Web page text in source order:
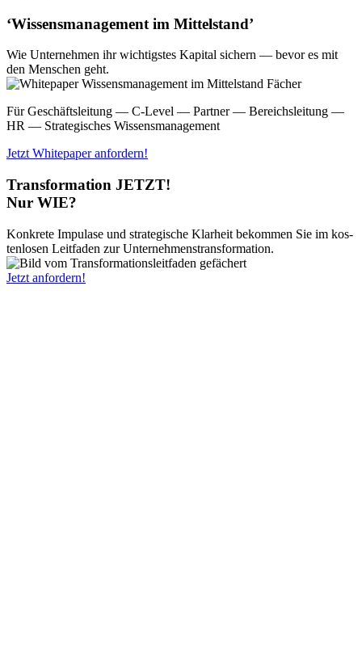
‘Wissensmanagement im Mittelstand’
Wie Unter­neh­men ihr wich­tigs­tes Kapi­tal sichern — bevor es mit
den Men­schen geht.
Für Geschäfts­lei­tung — C‑Level — Part­ner — Bereichs­lei­tung —
HR — Stra­te­gi­sches Wis­sens­ma­nage­ment
Jetzt White­pa­per anfor­dern!
Transformation JETZT!
Nur WIE?
Kon­kre­te Impu­lase und stra­te­gi­sche Klar­heit bekom­men Sie im kos­
ten­lo­sen Leit­fa­den zur Unter­neh­mens­trans­for­ma­ti­on.
Jetzt anfor­dern!